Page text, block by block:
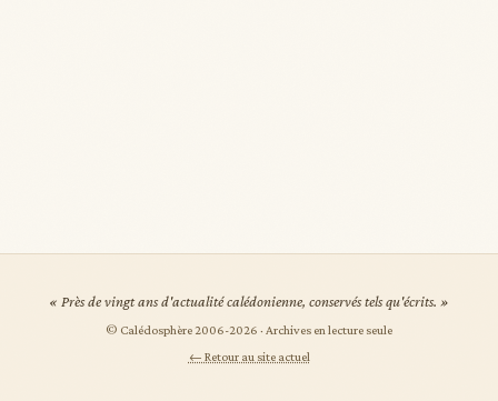
« Près de vingt ans d'actualité calédonienne, conservés tels qu'écrits. »
© Calédosphère 2006-2026 · Archives en lecture seule
← Retour au site actuel